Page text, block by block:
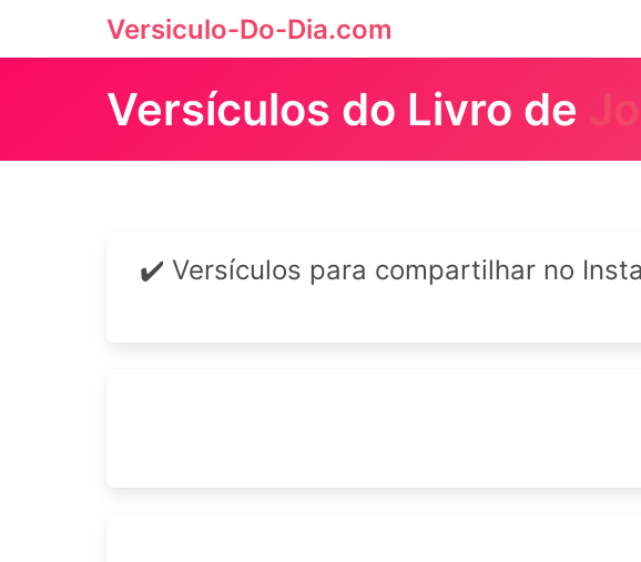
Versiculo-Do-Dia.com
Versículos do Livro de
✔️ Versículos para compartilhar no